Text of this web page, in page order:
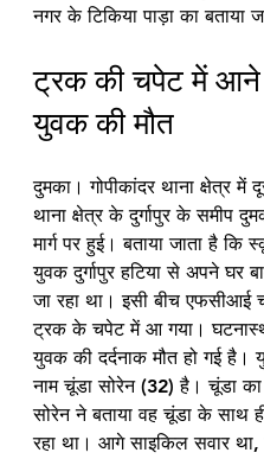
नगर के टिकिया पाड़ा का बताया
ट्रक की चपेट में
युवक की मौत
दुमका। गोपीकांदर थाना क्षेत्र में
थाना क्षेत्र के दुर्गापुर के समीप
मार्ग पर हुई। बताया जाता है कि
युवक दुर्गापुर हटिया से अपने घर
जा रहा था। इसी बीच एफसीआई
ट्रक के चपेट में आ गया।
युवक की दर्दनाक मौत हो गई है।
नाम चूंडा सोरेन (32) है। चूंडा
सोरेन ने बताया वह चूंडा के साथ
रहा था। आगे साइकिल सवार